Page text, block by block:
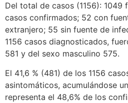
Del total de casos (1156): 1049
casos confirmados; 52 con
extranjero; 55 sin fuente de
1156 casos diagnosticados,
581 y del sexo masculino 575.
El 41,6 % (481) de los 1156
asintomáticos, acumulándose
representa el 48,6% de los